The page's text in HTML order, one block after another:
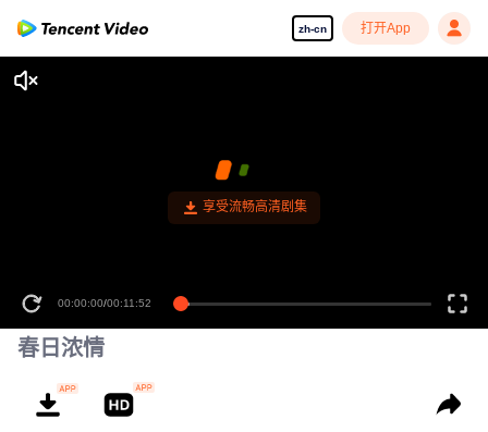
zh-cn 打开App
享受流畅高清剧集
00:00:00/00:11:52
春日浓情